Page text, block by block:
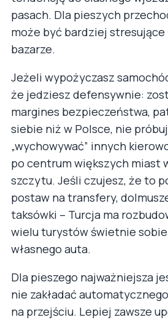
pasach. Dla pieszych
może być bardziej stresujące
bazarze.
Jeżeli wypożyczasz
że jedziesz defensywnie:
margines bezpieczeństwa,
siebie niż w Polsce, nie
„wychowywać” innych
po centrum większych miast
szczytu. Jeśli czujesz, że to
postaw na transfery,
taksówki – Turcja ma
wielu turystów świetnie
własnego auta.
Dla pieszego najważniejsza
nie zakładać
na przejściu. Lepiej zawsze